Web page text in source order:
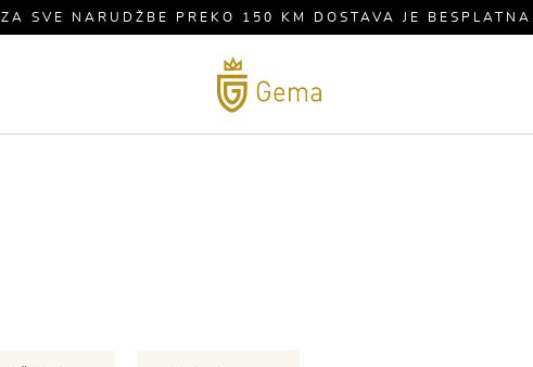
ZA SVE NARUDŽBE PREKO 150 KM DOSTAVA JE BESPLATNA.